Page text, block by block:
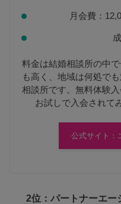
月会費：
料金は結婚相談所の中
も高く、地域は何処で
相談所です。無料体験
お試しで入会されて
公式サイト：
2位：パートナーエー